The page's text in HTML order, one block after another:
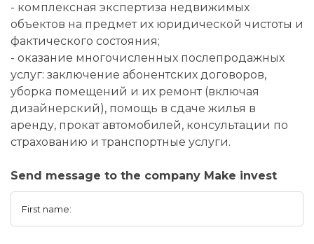
- комплексная экспертиза недвижимых
объектов на предмет их юридической чистоты и
фактического состояния;
- оказание многочисленных послепродажных
услуг: заключение абонентских договоров,
уборка помещений и их ремонт (включая
дизайнерский), помощь в сдаче жилья в
аренду, прокат автомобилей, консультации по
страхованию и транспортные услуги.
Send message to the company Make invest
First name: